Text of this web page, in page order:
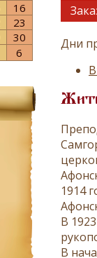
16
23
30
6
Дни
1914
В
В